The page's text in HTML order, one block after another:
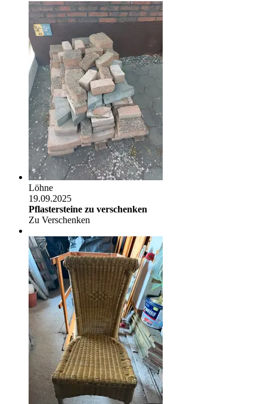
Löhne
19.09.2025
Pflastersteine zu verschenken
Zu Verschenken